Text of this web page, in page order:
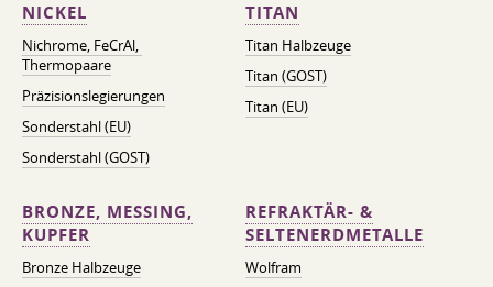
NICKEL
Nichrome, FeСrAl, ​​
Thermopaare
Präzisionslegierungen
Sonderstahl (EU)
Sonderstahl (GOST)
TITAN
Titan Halbzeuge
Titan (GOST)
Titan (EU)
BRONZE, MESSING,
KUPFER
Bronze Halbzeuge
REFRAKTÄR- &
SELTENERDMETALLE
Wolfram